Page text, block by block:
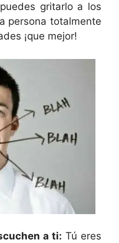
gritarlo a los
persona totalmente
¡que mejor!
a ti: Tú eres